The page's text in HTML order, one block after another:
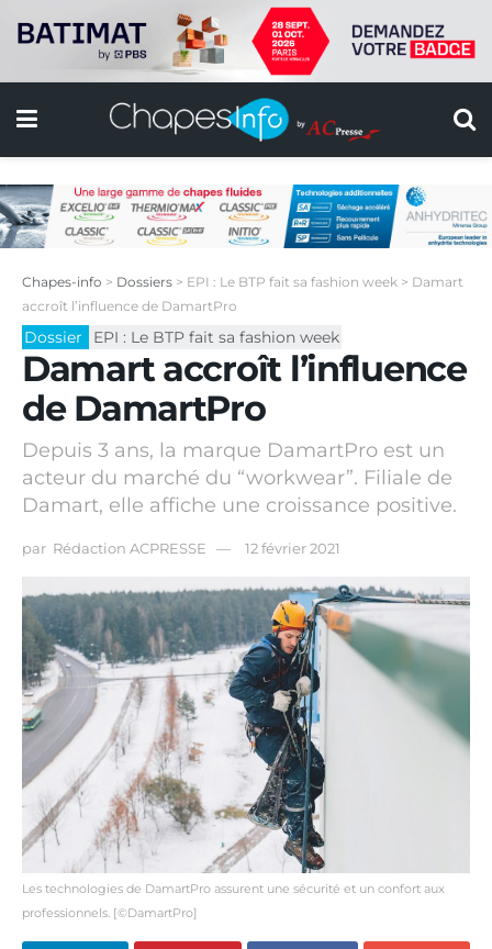
Chapes-info > Dossiers > EPI : Le BTP fait sa fashion week > Damart
accroît l’influence de DamartPro
Dossier EPI : Le BTP fait sa fashion week
Damart accroît l’influence
de DamartPro
Depuis 3 ans, la marque DamartPro est un
acteur du marché du “workwear”. Filiale de
Damart, elle affiche une croissance positive.
par Rédaction ACPRESSE 12 février 2021
Les technologies de DamartPro assurent une sécurité et un confort aux
professionnels. [©DamartPro]